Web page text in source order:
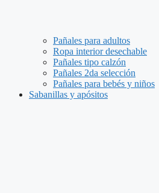
Pañales para adultos
Ropa interior desechable
Pañales tipo calzón
Pañales 2da selección
Pañales para bebés y niños
Sabanillas y apósitos